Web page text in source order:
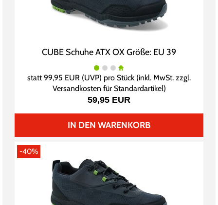
CUBE Schuhe ATX OX Größe: EU 39
statt99,95 EUR (UVP) pro Stück (inkl. MwSt. zzgl.
Versandkosten für Standardartikel)
59,95 EUR
IN DEN WARENKORB
-40%